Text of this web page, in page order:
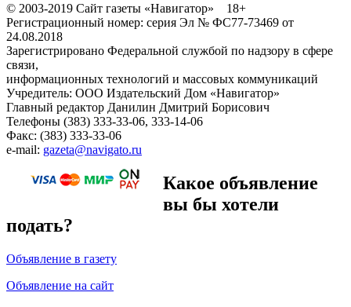
© 2003-2019 Сайт газеты «Навигатор» 18+
Регистрационный номер: серия Эл № ФС77-73469 от
24.08.2018
Зарегистрировано Федеральной службой по надзору в сфере
связи,
информационных технологий и массовых коммуникаций
Учредитель: ООО Издательский Дом «Навигатор»
Главный редактор Данилин Дмитрий Борисович
Телефоны (383) 333-33-06, 333-14-06
Факс: (383) 333-33-06
e-mail: gazeta@navigato.ru
Какое объявление
вы бы хотели
подать?
Объявление в газету
Объявление на сайт